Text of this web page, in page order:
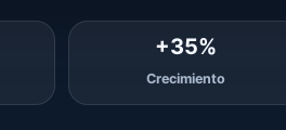
+35%
Crecimiento